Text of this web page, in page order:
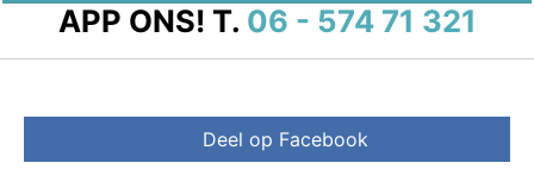
APP ONS! T. 06 - 574 71 321
Deel op Facebook